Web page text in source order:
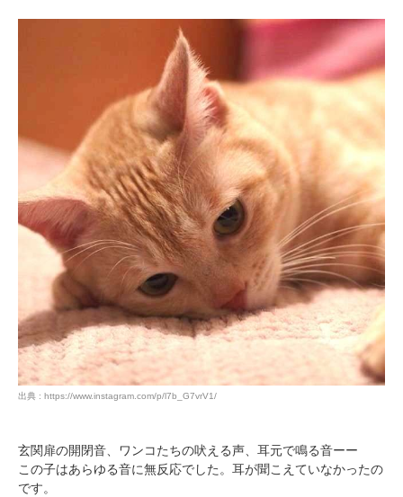
出典 : https://www.instagram.com/p/l7b_G7vrV1/
玄関扉の開閉音、ワンコたちの吠える声、耳元で鳴る音ーー
この子はあらゆる音に無反応でした。耳が聞こえていなかったの
です。